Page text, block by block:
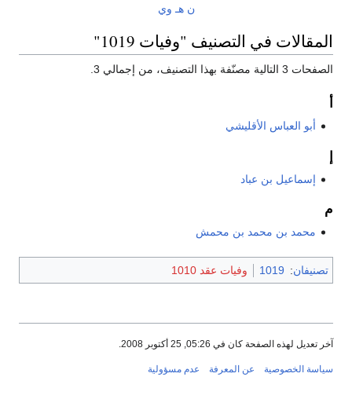
ن هـ وي
المقالات في التصنيف "وفيات 1019"
الصفحات 3 التالية مصنّفة بهذا التصنيف، من إجمالي 3.
أبو العباس الأقليشي
إسماعيل بن عباد
م
محمد بن محمد بن محمش
تصنيفان:
1019 وفيات عقد 1010
آخر تعديل لهذه الصفحة كان في 05:26, 25 أكتوبر 2008.
سياسة الخصوصية عن المعرفة عدم مسؤولية